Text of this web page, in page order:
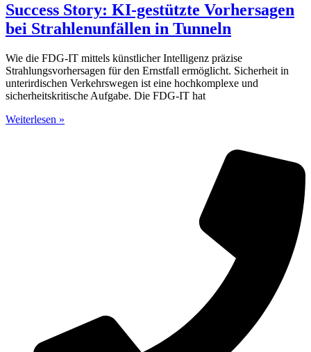
Success Story: KI-gestützte Vorhersagen
bei Strahlenunfällen in Tunneln
Wie die FDG-IT mittels künstlicher Intelligenz präzise
Strahlungsvorhersagen für den Ernstfall ermöglicht. Sicherheit in
unterirdischen Verkehrswegen ist eine hochkomplexe und
sicherheitskritische Aufgabe. Die FDG-IT hat
Weiterlesen »